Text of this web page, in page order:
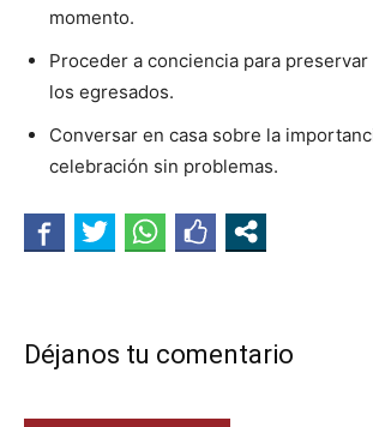
momento.
Proceder a conciencia para
los egresados.
Conversar en casa sobre la
celebración sin problemas.
Déjanos tu comentario